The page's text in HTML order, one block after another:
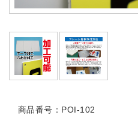
商品番号：POI-102